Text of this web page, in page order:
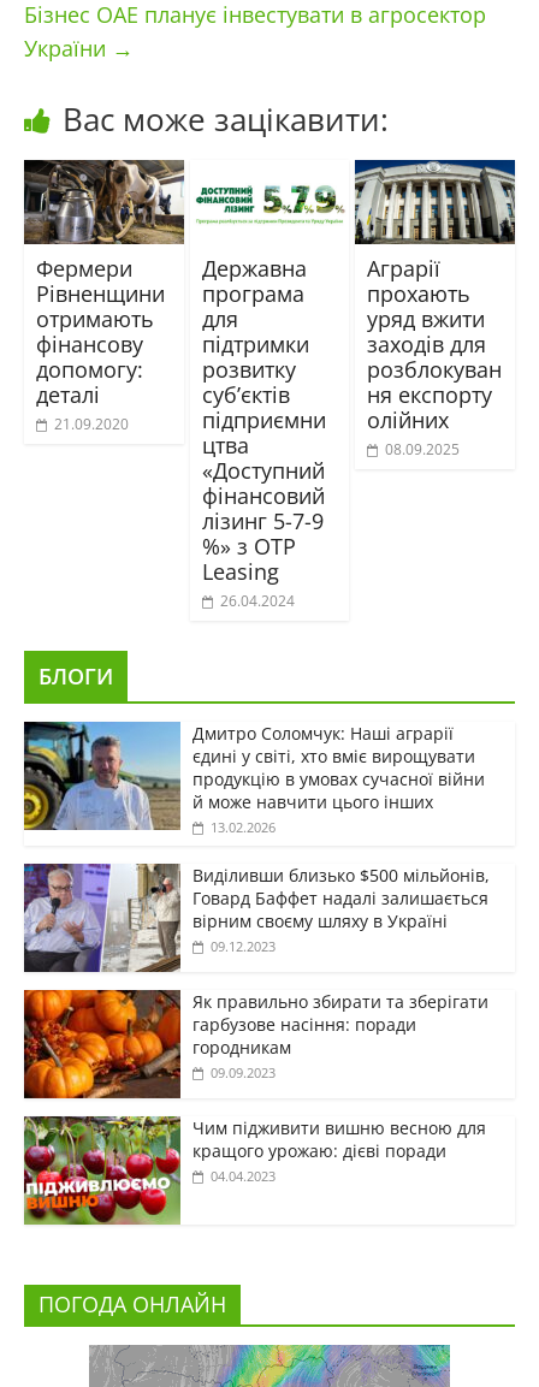
Бізнес ОАЕ планує інвестувати в агросектор
України →
Вас може зацікавити:
Фермери
Рівненщини
отримають
фінансову
допомогу:
деталі
21.09.2020
Державна
програма
для
підтримки
розвитку
суб’єктів
підприємни
цтва
«Доступний
фінансовий
лізинг 5-7-9
%» з OTP
Leasing
26.04.2024
Аграрії
прохають
уряд вжити
заходів для
розблокуван
ня експорту
олійних
08.09.2025
БЛОГИ
Дмитро Соломчук: Наші аграрії
єдині у світі, хто вміє вирощувати
продукцію в умовах сучасної війни
й може навчити цього інших
13.02.2026
Виділивши близько $500 мільйонів,
Говард Баффет надалі залишається
вірним своєму шляху в Україні
09.12.2023
Як правильно збирати та зберігати
гарбузове насіння: поради
городникам
09.09.2023
Чим підживити вишню весною для
кращого урожаю: дієві поради
04.04.2023
ПОГОДА ОНЛАЙН